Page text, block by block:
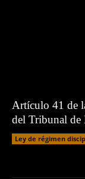
Artículo 41 de
del Tribunal
Ley de régimen